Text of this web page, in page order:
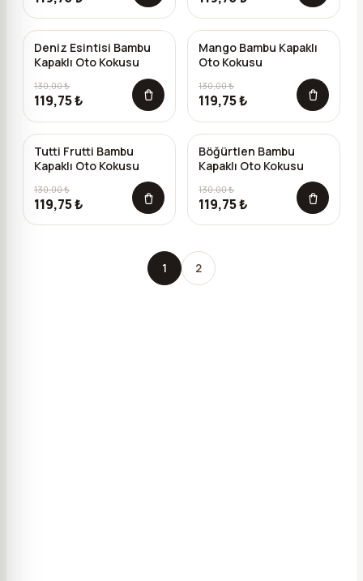
-%8
Deniz Esintisi Bambu
Kapaklı Oto Kokusu
130,00 ₺
119,75 ₺
-%8
Mango Bambu Kapaklı
Oto Kokusu
130,00 ₺
119,75 ₺
-%8
Tutti Frutti Bambu
Kapaklı Oto Kokusu
130,00 ₺
119,75 ₺
-%8
Böğürtlen Bambu
Kapaklı Oto Kokusu
130,00 ₺
119,75 ₺
1 2